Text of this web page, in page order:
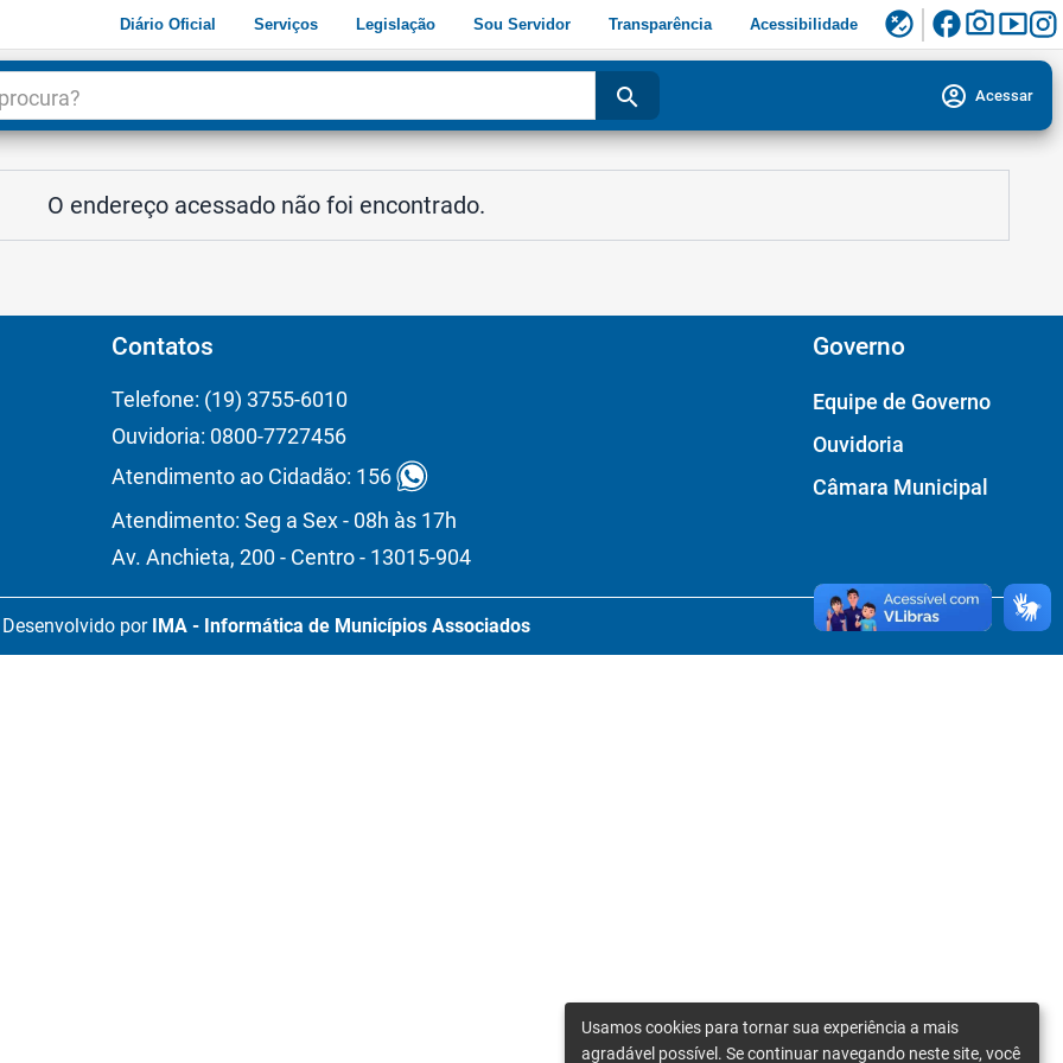
Diário Oficial Serviços Legislação Sou Servidor Transparência Acessibilidade flaky facebookphoto_camerasmart_display
search account_circle Acessar
O endereço acessado não foi encontrado.
Contatos
Telefone: (19) 3755-6010
Ouvidoria: 0800-7727456
Atendimento ao Cidadão: 156
Atendimento: Seg a Sex - 08h às 17h
Av. Anchieta, 200 - Centro - 13015-904
Governo
Equipe de Governo
Ouvidoria
Câmara Municipal
Desenvolvido por IMA - Informática de Municípios Associados
Usamos cookies para tornar sua experiência a mais
agradável possível. Se continuar navegando neste site, você